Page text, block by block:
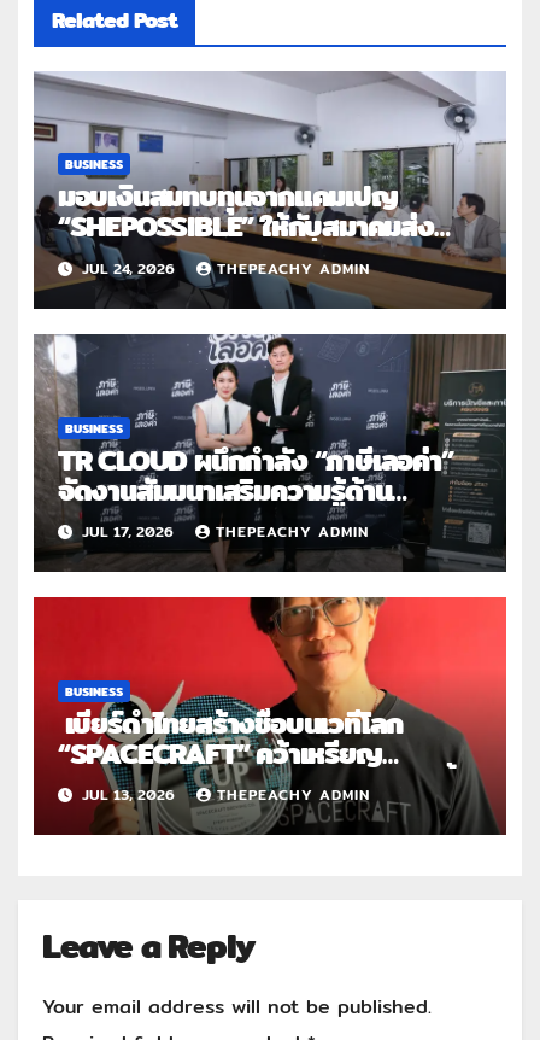
Related Post
BUSINESS
มอบเงินสมทบทุนจากแคมเปญ
“SHEPOSSIBLE” ให้กับสมาคมส่ง
เสริมสถานภาพสตรีฯ เนื่องในวันสตรี
สากล 2569
JUL 24, 2026 THEPEACHY ADMIN
BUSINESS
TR CLOUD ผนึกกำลัง “ภาษีเลอค่า”
จัดงานสัมมนาเสริมความรู้ด้าน
บัญชี และภาษีสำหรับครีเอเตอร์ไทยใน
ยุคดิจิทัล
JUL 17, 2026 THEPEACHY ADMIN
BUSINESS
เบียร์ดำไทยสร้างชื่อบนเวทีโลก
“SPACECRAFT” คว้าเหรียญ
เงิน World Beer Cup 2026 ตอกย้ำ
ศักยภาพผู้ผลิตคราฟต์ไทยในระดับ
สากล
JUL 13, 2026 THEPEACHY ADMIN
Leave a Reply
Your email address will not be published.